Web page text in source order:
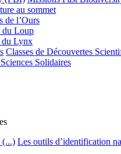
au sommet
de l’Ours
du Loup
du Lynx
Classes de Découvertes
Solidaires
(...) Les outils d’identification